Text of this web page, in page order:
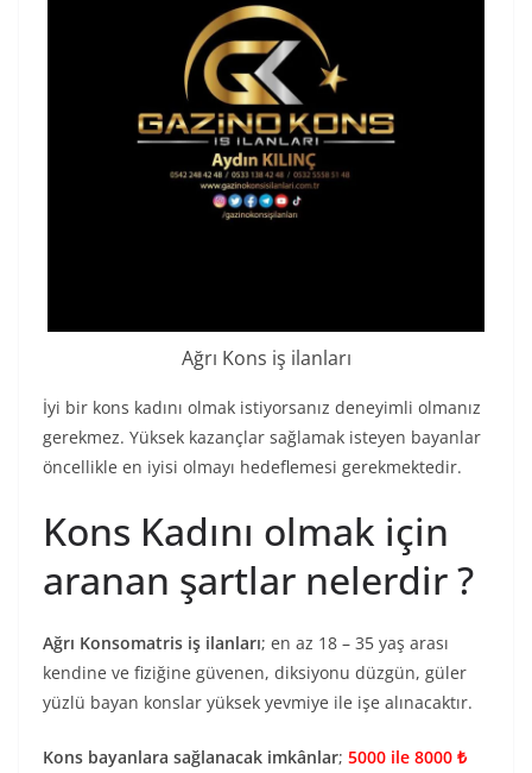
Ağrı Kons iş ilanları
İyi bir kons kadını olmak istiyorsanız deneyimli olmanız
gerekmez. Yüksek kazançlar sağlamak isteyen bayanlar
öncellikle en iyisi olmayı hedeflemesi gerekmektedir.
Kons Kadını olmak için
aranan şartlar nelerdir ?
Ağrı Konsomatris iş ilanları; en az 18 – 35 yaş arası
kendine ve fiziğine güvenen, diksiyonu düzgün, güler
yüzlü bayan konslar yüksek yevmiye ile işe alınacaktır.
Kons bayanlara sağlanacak imkânlar; 5000 ile 8000 ₺